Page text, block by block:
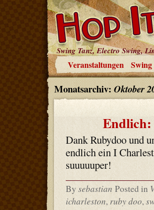
Swing Tanz, Electro Swing,
Veranstaltungen Swing
Monatsarchiv:Oktober
Dank Rubydoo und
endlich ein I
suuuuuper!
By sebastian Posted in
icharleston, ruby doo,